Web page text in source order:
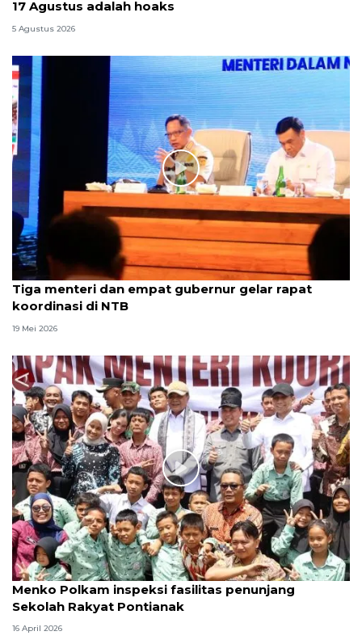
17 Agustus adalah hoaks
5 Agustus 2026
Tiga menteri dan empat gubernur gelar rapat
koordinasi di NTB
19 Mei 2026
Menko Polkam inspeksi fasilitas penunjang
Sekolah Rakyat Pontianak
16 April 2026